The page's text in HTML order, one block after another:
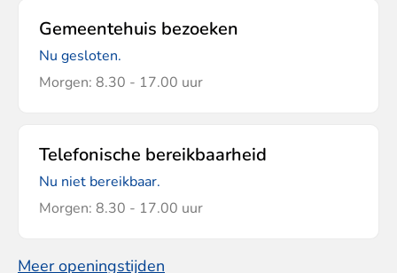
Gemeentehuis bezoeken
Nu gesloten.
Morgen: 8.30 - 17.00 uur
Telefonische bereikbaarheid
Nu niet bereikbaar.
Morgen: 8.30 - 17.00 uur
Meer openingstijden